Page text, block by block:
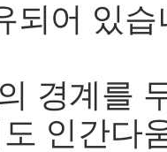
되어 있습
경계를
인간다